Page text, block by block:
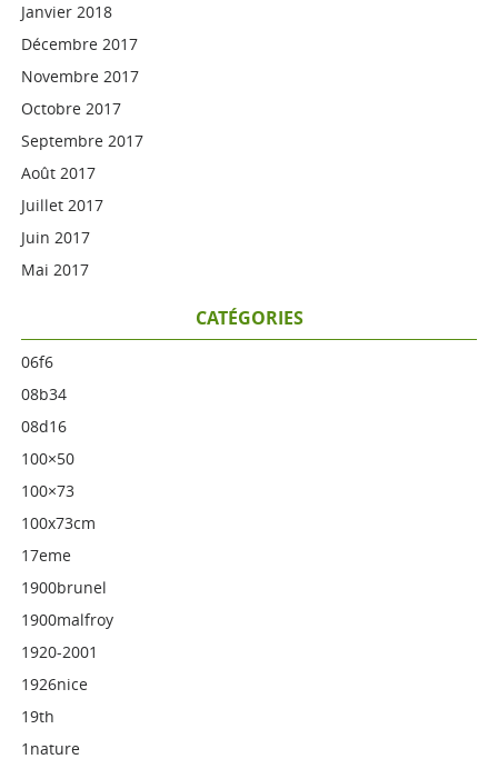
Janvier 2018
Décembre 2017
Novembre 2017
Octobre 2017
Septembre 2017
Août 2017
Juillet 2017
Juin 2017
Mai 2017
CATÉGORIES
06f6
08b34
08d16
100×50
100×73
100x73cm
17eme
1900brunel
1900malfroy
1920-2001
1926nice
19th
1nature